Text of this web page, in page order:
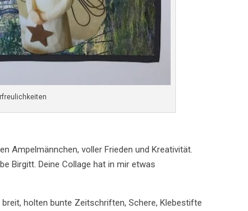
Ampelmännchen, voller Frieden und Kreativität.
Birgitt. Deine Collage hat in mir etwas
holten bunte Zeitschriften, Schere, Klebestifte